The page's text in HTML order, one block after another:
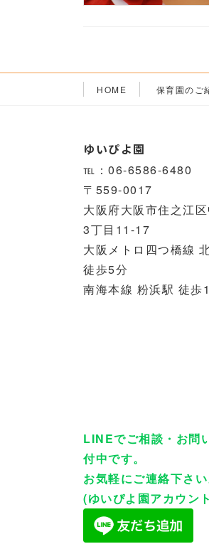
HOME 保育園のご
ゆいぴよ園
℡：06-6586-6480
〒559-0017
大阪府大阪市住之江
3丁目11-17
大阪メトロ四つ橋線
徒歩5分
南海本線 粉浜駅 徒歩
LINEでご相談・お問
付中です。
お気軽にご連絡下さい
(ゆいぴよ園アカウン